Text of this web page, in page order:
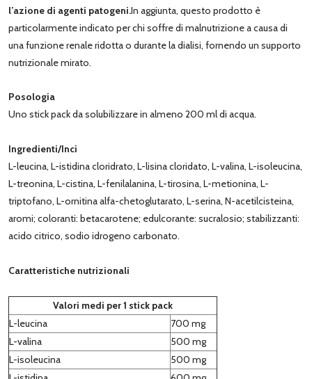
l’azione di agenti patogeni.In aggiunta, questo prodotto è
particolarmente indicato per chi soffre di malnutrizione a causa di
una funzione renale ridotta o durante la dialisi, fornendo un supporto
nutrizionale mirato.
Posologia
Uno stick pack da solubilizzare in almeno 200 ml di acqua.
Ingredienti/Inci
L-leucina, L-istidina cloridrato, L-lisina cloridato, L-valina, L-isoleucina,
L-treonina, L-cistina, L-fenilalanina, L-tirosina, L-metionina, L-
triptofano, L-ornitina alfa-chetoglutarato, L-serina, N-acetilcisteina,
aromi; coloranti: betacarotene; edulcorante: sucralosio; stabilizzanti:
acido citrico, sodio idrogeno carbonato.
Caratteristiche nutrizionali
Valori medi per 1 stick pack
L-leucina
700 mg
L-valina
500 mg
L-isoleucina
500 mg